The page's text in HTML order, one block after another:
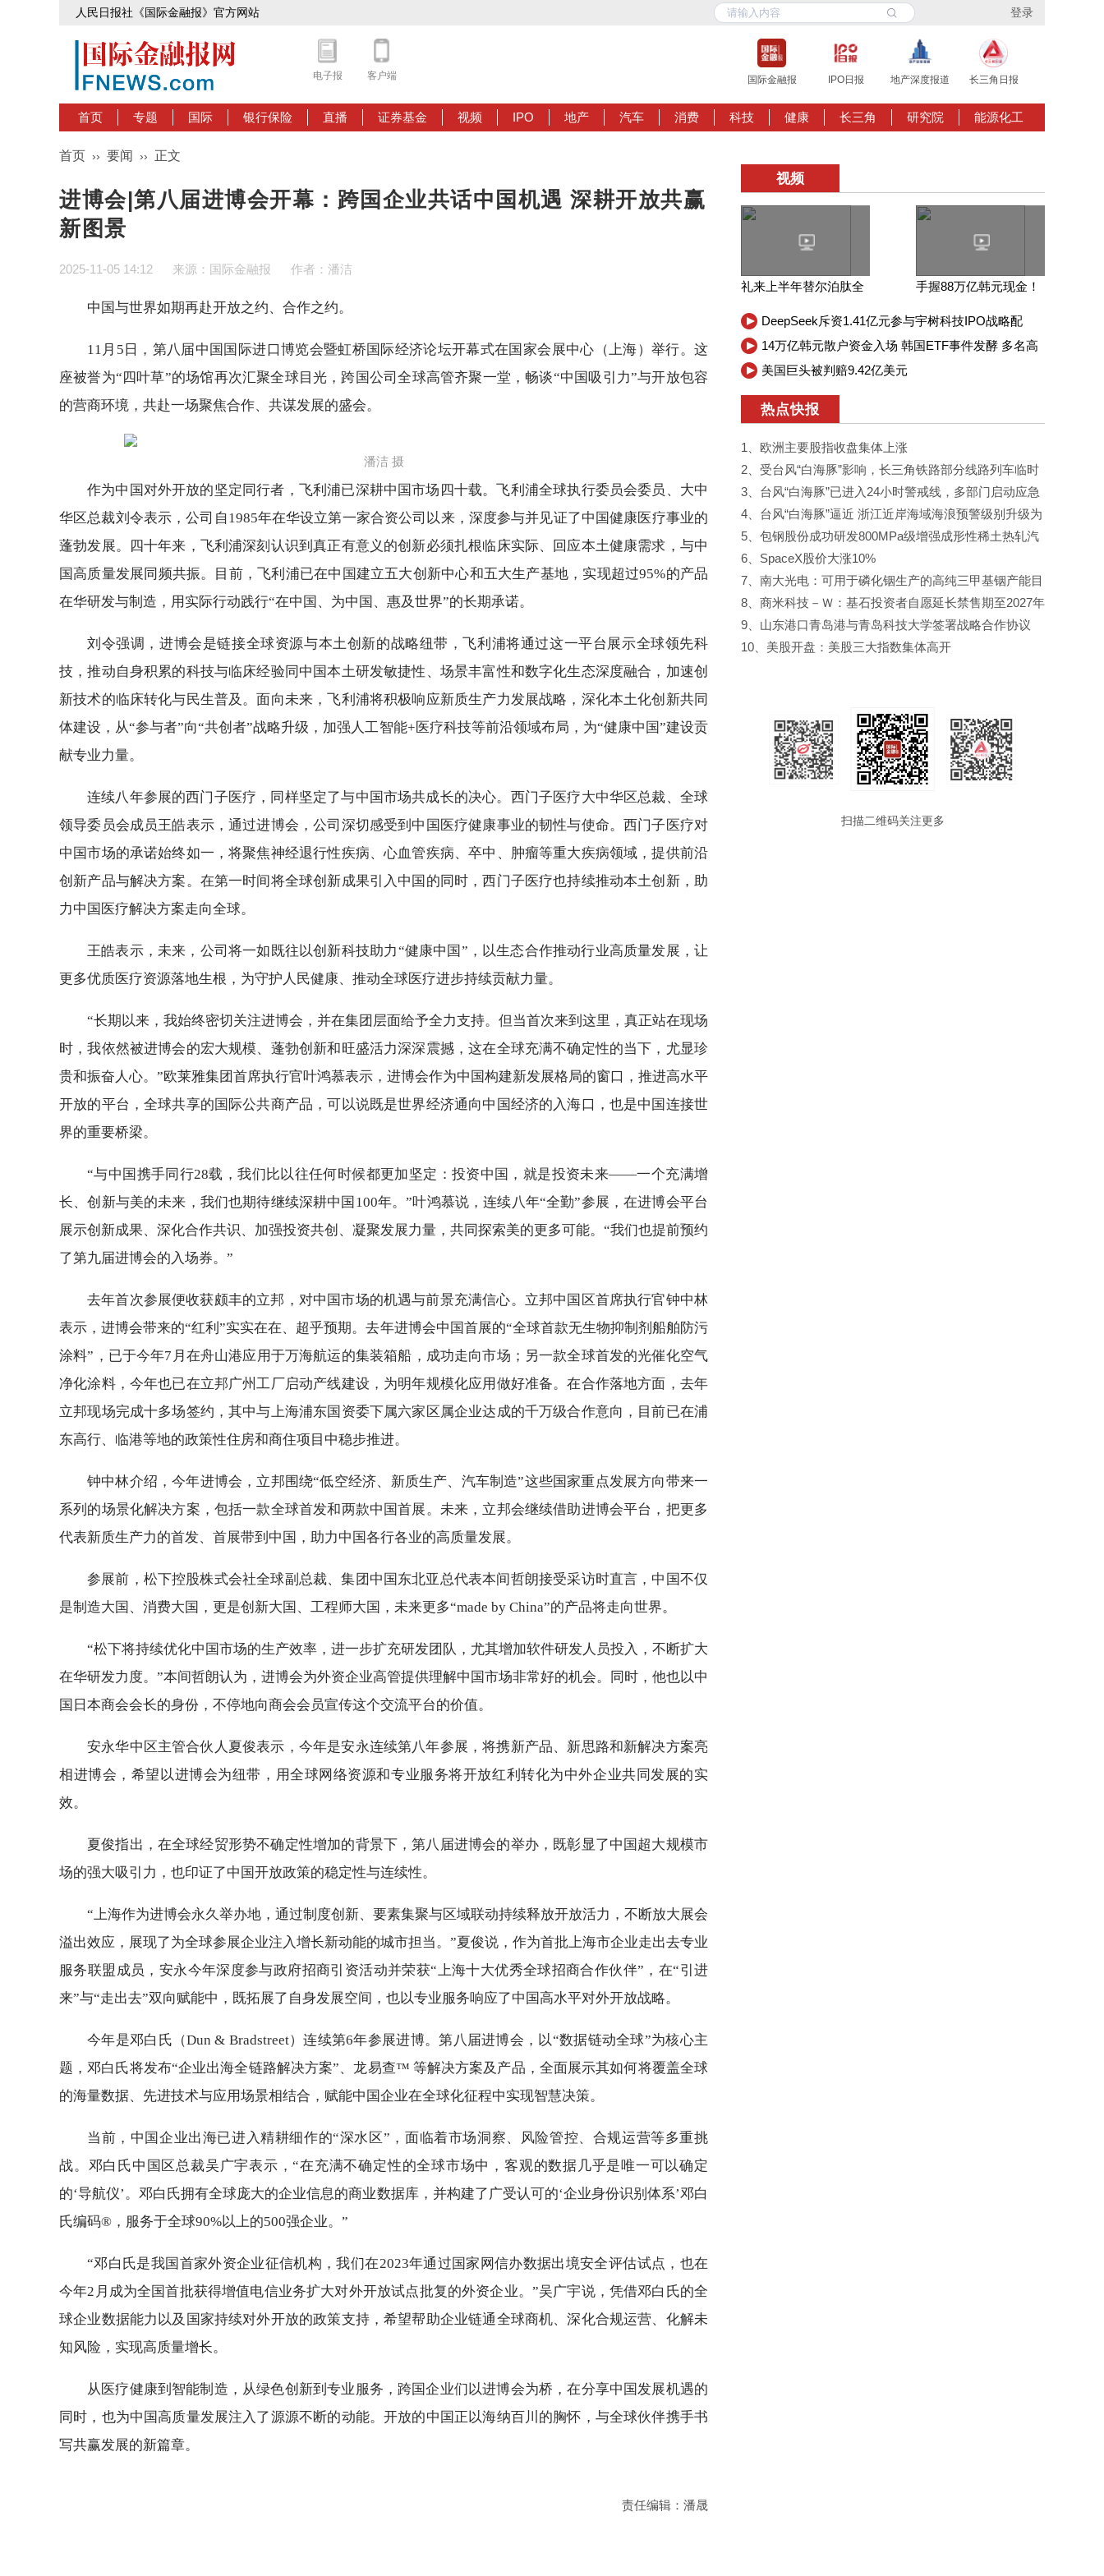
人民日报社《国际金融报》官方网站 登录
电子报 客户端 国际金融报 IPO日报 地产深度报道 长三角日报
首页 专题 国际 银行保险 直播 证券基金 视频 IPO 地产 汽车 消费 科技 健康 长三角 研究院 能源化工
首页 ›› 要闻 ›› 正文
进博会|第八届进博会开幕：跨国企业共话中国机遇 深耕开放共赢
新图景
2025-11-05 14:12 来源：国际金融报 作者：潘洁
中国与世界如期再赴开放之约、合作之约。
11月5日，第八届中国国际进口博览会暨虹桥国际经济论坛开幕式在国家会展中心（上海）举行。这
座被誉为“四叶草”的场馆再次汇聚全球目光，跨国公司全球高管齐聚一堂，畅谈“中国吸引力”与开放包容
的营商环境，共赴一场聚焦合作、共谋发展的盛会。
潘洁 摄
作为中国对外开放的坚定同行者，飞利浦已深耕中国市场四十载。飞利浦全球执行委员会委员、大中
华区总裁刘令表示，公司自1985年在华设立第一家合资公司以来，深度参与并见证了中国健康医疗事业的
蓬勃发展。四十年来，飞利浦深刻认识到真正有意义的创新必须扎根临床实际、回应本土健康需求，与中
国高质量发展同频共振。目前，飞利浦已在中国建立五大创新中心和五大生产基地，实现超过95%的产品
在华研发与制造，用实际行动践行“在中国、为中国、惠及世界”的长期承诺。
刘令强调，进博会是链接全球资源与本土创新的战略纽带，飞利浦将通过这一平台展示全球领先科
技，推动自身积累的科技与临床经验同中国本土研发敏捷性、场景丰富性和数字化生态深度融合，加速创
新技术的临床转化与民生普及。面向未来，飞利浦将积极响应新质生产力发展战略，深化本土化创新共同
体建设，从“参与者”向“共创者”战略升级，加强人工智能+医疗科技等前沿领域布局，为“健康中国”建设贡
献专业力量。
连续八年参展的西门子医疗，同样坚定了与中国市场共成长的决心。西门子医疗大中华区总裁、全球
领导委员会成员王皓表示，通过进博会，公司深切感受到中国医疗健康事业的韧性与使命。西门子医疗对
中国市场的承诺始终如一，将聚焦神经退行性疾病、心血管疾病、卒中、肿瘤等重大疾病领域，提供前沿
创新产品与解决方案。在第一时间将全球创新成果引入中国的同时，西门子医疗也持续推动本土创新，助
力中国医疗解决方案走向全球。
王皓表示，未来，公司将一如既往以创新科技助力“健康中国”，以生态合作推动行业高质量发展，让
更多优质医疗资源落地生根，为守护人民健康、推动全球医疗进步持续贡献力量。
“长期以来，我始终密切关注进博会，并在集团层面给予全力支持。但当首次来到这里，真正站在现场
时，我依然被进博会的宏大规模、蓬勃创新和旺盛活力深深震撼，这在全球充满不确定性的当下，尤显珍
贵和振奋人心。”欧莱雅集团首席执行官叶鸿慕表示，进博会作为中国构建新发展格局的窗口，推进高水平
开放的平台，全球共享的国际公共商产品，可以说既是世界经济通向中国经济的入海口，也是中国连接世
界的重要桥梁。
“与中国携手同行28载，我们比以往任何时候都更加坚定：投资中国，就是投资未来——一个充满增
长、创新与美的未来，我们也期待继续深耕中国100年。”叶鸿慕说，连续八年“全勤”参展，在进博会平台
展示创新成果、深化合作共识、加强投资共创、凝聚发展力量，共同探索美的更多可能。“我们也提前预约
了第九届进博会的入场券。”
去年首次参展便收获颇丰的立邦，对中国市场的机遇与前景充满信心。立邦中国区首席执行官钟中林
表示，进博会带来的“红利”实实在在、超乎预期。去年进博会中国首展的“全球首款无生物抑制剂船舶防污
涂料”，已于今年7月在舟山港应用于万海航运的集装箱船，成功走向市场；另一款全球首发的光催化空气
净化涂料，今年也已在立邦广州工厂启动产线建设，为明年规模化应用做好准备。在合作落地方面，去年
立邦现场完成十多场签约，其中与上海浦东国资委下属六家区属企业达成的千万级合作意向，目前已在浦
东高行、临港等地的政策性住房和商住项目中稳步推进。
钟中林介绍，今年进博会，立邦围绕“低空经济、新质生产、汽车制造”这些国家重点发展方向带来一
系列的场景化解决方案，包括一款全球首发和两款中国首展。未来，立邦会继续借助进博会平台，把更多
代表新质生产力的首发、首展带到中国，助力中国各行各业的高质量发展。
参展前，松下控股株式会社全球副总裁、集团中国东北亚总代表本间哲朗接受采访时直言，中国不仅
是制造大国、消费大国，更是创新大国、工程师大国，未来更多“made by China”的产品将走向世界。
“松下将持续优化中国市场的生产效率，进一步扩充研发团队，尤其增加软件研发人员投入，不断扩大
在华研发力度。”本间哲朗认为，进博会为外资企业高管提供理解中国市场非常好的机会。同时，他也以中
国日本商会会长的身份，不停地向商会会员宣传这个交流平台的价值。
安永华中区主管合伙人夏俊表示，今年是安永连续第八年参展，将携新产品、新思路和新解决方案亮
相进博会，希望以进博会为纽带，用全球网络资源和专业服务将开放红利转化为中外企业共同发展的实
效。
夏俊指出，在全球经贸形势不确定性增加的背景下，第八届进博会的举办，既彰显了中国超大规模市
场的强大吸引力，也印证了中国开放政策的稳定性与连续性。
“上海作为进博会永久举办地，通过制度创新、要素集聚与区域联动持续释放开放活力，不断放大展会
溢出效应，展现了为全球参展企业注入增长新动能的城市担当。”夏俊说，作为首批上海市企业走出去专业
服务联盟成员，安永今年深度参与政府招商引资活动并荣获“上海十大优秀全球招商合作伙伴”，在“引进
来”与“走出去”双向赋能中，既拓展了自身发展空间，也以专业服务响应了中国高水平对外开放战略。
今年是邓白氏（Dun & Bradstreet）连续第6年参展进博。第八届进博会，以“数据链动全球”为核心主
题，邓白氏将发布“企业出海全链路解决方案”、龙易查™ 等解决方案及产品，全面展示其如何将覆盖全球
的海量数据、先进技术与应用场景相结合，赋能中国企业在全球化征程中实现智慧决策。
当前，中国企业出海已进入精耕细作的“深水区”，面临着市场洞察、风险管控、合规运营等多重挑
战。邓白氏中国区总裁吴广宇表示，“在充满不确定性的全球市场中，客观的数据几乎是唯一可以确定
的‘导航仪’。邓白氏拥有全球庞大的企业信息的商业数据库，并构建了广受认可的‘企业身份识别体系’邓白
氏编码®，服务于全球90%以上的500强企业。”
“邓白氏是我国首家外资企业征信机构，我们在2023年通过国家网信办数据出境安全评估试点，也在
今年2月成为全国首批获得增值电信业务扩大对外开放试点批复的外资企业。”吴广宇说，凭借邓白氏的全
球企业数据能力以及国家持续对外开放的政策支持，希望帮助企业链通全球商机、深化合规运营、化解未
知风险，实现高质量增长。
从医疗健康到智能制造，从绿色创新到专业服务，跨国企业们以进博会为桥，在分享中国发展机遇的
同时，也为中国高质量发展注入了源源不断的动能。开放的中国正以海纳百川的胸怀，与全球伙伴携手书
写共赢发展的新篇章。
责任编辑：潘晟
视频
礼来上半年替尔泊肽全
长73%
手握88万亿韩元现金！
DeepSeek斥资1.41亿元参与宇树科技IPO战略配
售，锁定期36个月
14万亿韩元散户资金入场 韩国ETF事件发酵 多名高
官遭举报
美国巨头被判赔9.42亿美元
热点快报
1、欧洲主要股指收盘集体上涨
2、受台风“白海豚”影响，长三角铁路部分线路列车临时
停运
3、台风“白海豚”已进入24小时警戒线，多部门启动应急
响应
4、台风“白海豚”逼近 浙江近岸海域海浪预警级别升级为
红色
5、包钢股份成功研发800MPa级增强成形性稀土热轧汽
车钢
6、SpaceX股价大涨10%
7、南大光电：可用于磷化铟生产的高纯三甲基铟产能目
前约为2吨/年
8、商米科技－Ｗ：基石投资者自愿延长禁售期至2027年
3月28日
9、山东港口青岛港与青岛科技大学签署战略合作协议
10、美股开盘：美股三大指数集体高开
扫描二维码关注更多